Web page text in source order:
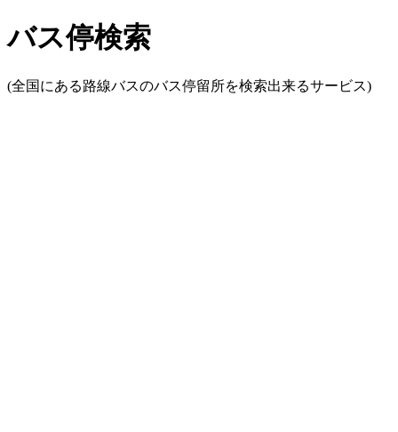
バス停検索
(全国にある路線バスのバス停留所を検索出来るサービス)